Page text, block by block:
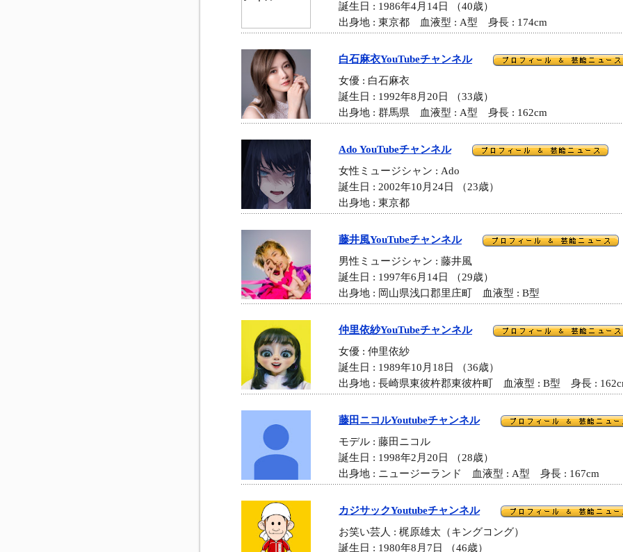
誕生日 : 1986年4月14日 （40歳）
出身地 : 東京都 血液型 : A型 身長 : 174cm
白石麻衣YouTubeチャンネル
女優 : 白石麻衣
誕生日 : 1992年8月20日 （33歳）
出身地 : 群馬県 血液型 : A型 身長 : 162cm
Ado YouTubeチャンネル
女性ミュージシャン : Ado
誕生日 : 2002年10月24日 （23歳）
出身地 : 東京都
藤井風YouTubeチャンネル
男性ミュージシャン : 藤井風
誕生日 : 1997年6月14日 （29歳）
出身地 : 岡山県浅口郡里庄町 血液型 : B型
仲里依紗YouTubeチャンネル
女優 : 仲里依紗
誕生日 : 1989年10月18日 （36歳）
出身地 : 長崎県東彼杵郡東彼杵町 血液型 : B型 身長 :
藤田ニコルYoutubeチャンネル
モデル : 藤田ニコル
誕生日 : 1998年2月20日 （28歳）
出身地 : ニュージーランド 血液型 : A型 身長 : 167cm
カジサックYoutubeチャンネル
お笑い芸人 : 梶原雄太（キングコング）
誕生日 : 1980年8月7日 （46歳）